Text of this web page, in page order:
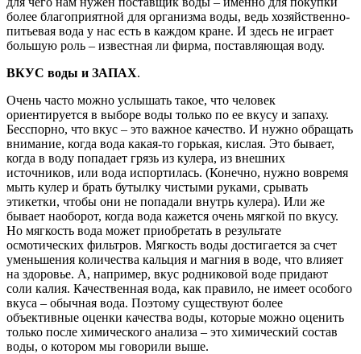
более благоприятной для организма воды, ведь хозяйственно-
питьевая вода у нас есть в каждом кране. И здесь не играет
большую роль – известная ли фирма, поставляющая воду.
ВКУС воды и ЗАПАХ.
Очень часто можно услышать такое, что человек
ориентируется в выборе воды только по ее вкусу и запаху.
Бесспорно, что вкус – это важное качество. И нужно обращать
внимание, когда вода какая-то горькая, кислая. Это бывает,
когда в воду попадает грязь из кулера, из внешних
источников, или вода испортилась. (Конечно, нужно вовремя
мыть кулер и брать бутылку чистыми руками, срывать
этикетки, чтобы они не попадали внутрь кулера). Или же
бывает наоборот, когда вода кажется очень мягкой по вкусу.
Но мягкость вода может приобретать в результате
осмотических фильтров. Мягкость воды достигается за счет
уменьшения количества кальция и магния в воде, что влияет
на здоровье. А, например, вкус родниковой воде придают
соли калия. Качественная вода, как правило, не имеет особого
вкуса – обычная вода. Поэтому существуют более
объективные оценки качества воды, которые можно оценить
только после химического анализа – это химический состав
воды, о котором мы говорили выше.